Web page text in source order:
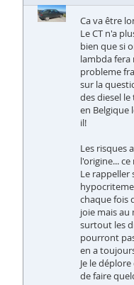
Ca va être
Le CT n'a
bien que si
lambda fera
probleme
sur la
des diesel
en Belgique
il!
Les risques
l'origine...
Le
chaque fois
joie mais au
surtout les
pourront
en a
Je le
de faire